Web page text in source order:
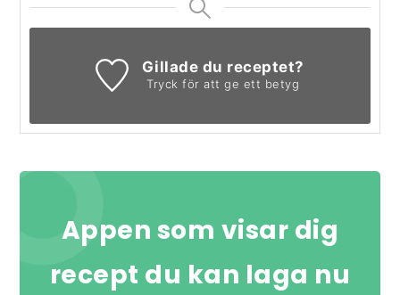
Gillade du receptet?
Tryck för att ge ett betyg
Appen som visar dig
recept du kan laga nu